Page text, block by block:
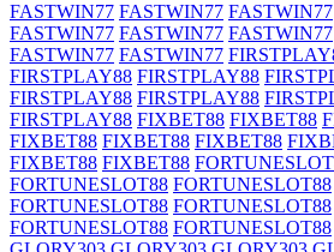
FASTWIN77 FASTWIN77 FASTWIN77
FASTWIN77 FASTWIN77 FASTWIN77
FASTWIN77 FASTWIN77
FIRSTPLAY88 FIRSTPLAY88
FIRSTPLAY88 FIRSTPLAY88
FIRSTPLAY88 FIXBET88 FIXBET88
FIXBET88 FIXBET88 FIXBET88
FIXBET88 FIXBET88
FORTUNESLOT88 FORTUNESLOT88
FORTUNESLOT88 FORTUNESLOT88
FORTUNESLOT88 FORTUNESLOT88